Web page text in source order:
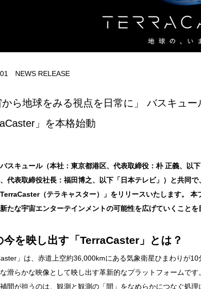
NEWS RELEASE
ら地球をみる視点を日常に」 バスキュ
」を本格始動
スキュール（本社：東京都港区、代表取締役：朴 正義、以
代表取締役社長：福田博之、以下「日本テレビ」）と共同
（テラキャスター）」をリリースいたします。
たな宇宙エンターテインメントの可能性を広げていくことを
今を映し出す「TerraCaster」とは？
」は、赤道上空約36,000kmにある気象衛星ひまわりが
滑らかな映像として映し出す革新的なプラットフォームで
間が担うのは、観測と観測の「間」をなめらかにつなぐ処